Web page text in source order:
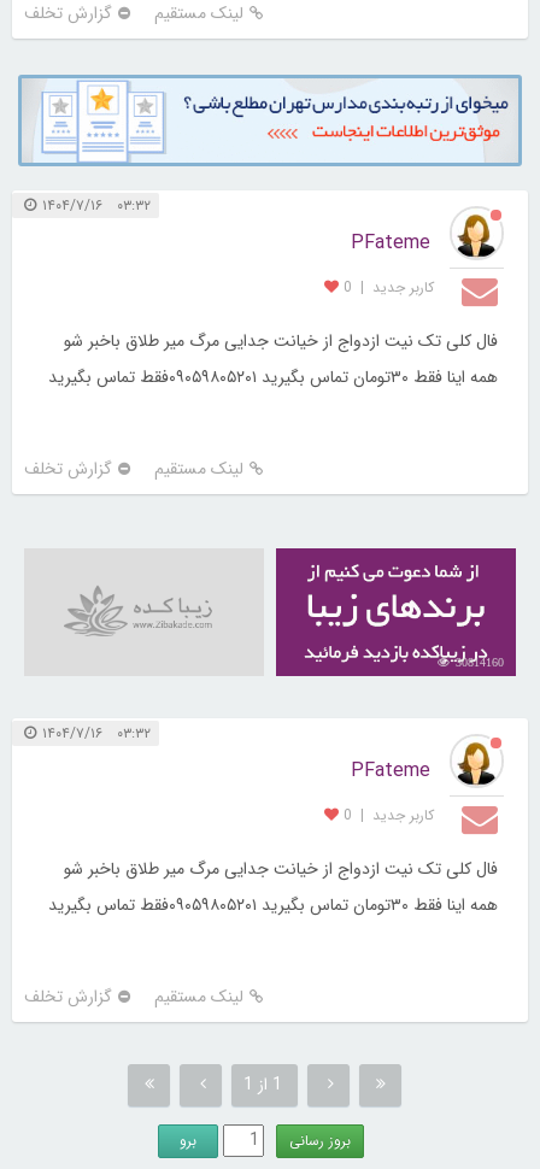
لینک مستقیم گزارش تخلف
۰۳:۳۲ ۱۴۰۴/۷/۱۶
PFateme
کاربر جديد |
0
فال کلی تک نیت ازدواج از خیانت جدایی مرگ میر طلاق باخبر شو
همه اینا فقط ۳۰تومان تماس بگیرید ۰۹۰۵۹۸۰۵۲۰۱فقط تماس بگیرید
لینک مستقیم گزارش تخلف
30814160
۰۳:۳۲ ۱۴۰۴/۷/۱۶
PFateme
کاربر جديد |
0
فال کلی تک نیت ازدواج از خیانت جدایی مرگ میر طلاق باخبر شو
همه اینا فقط ۳۰تومان تماس بگیرید ۰۹۰۵۹۸۰۵۲۰۱فقط تماس بگیرید
لینک مستقیم گزارش تخلف
1 از 1